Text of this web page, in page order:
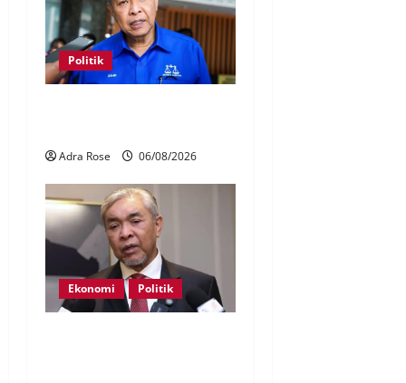
Politik
Adra Rose 06/08/2026
Ekonomi Politik